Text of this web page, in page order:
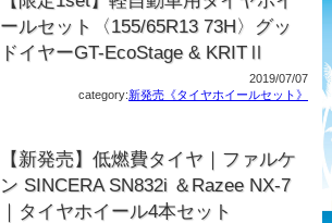
ールセット〈155/65R13 73H〉グッ
ドイヤーGT-EcoStage & KRITⅡ
2019/07/07
category:新発売《タイヤホイールセット》
【新発売】低燃費タイヤ｜ファルケ
ン SINCERA SN832i ＆Razee NX-7
｜タイヤホイール4本セット